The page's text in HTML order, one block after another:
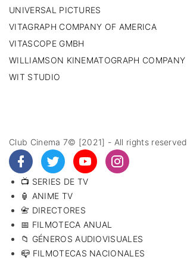
UNIVERSAL PICTURES
VITAGRAPH COMPANY OF AMERICA
VITASCOPE GMBH
WILLIAMSON KINEMATOGRAPH COMPANY
WIT STUDIO
Club Cinema 7© [2021] - All rights reserved
📺 SERIES DE TV
🏮 ANIME TV
📇 DIRECTORES
📅 FILMOTECA ANUAL
📁 GÉNEROS AUDIOVISUALES
📪 FILMOTECAS NACIONALES